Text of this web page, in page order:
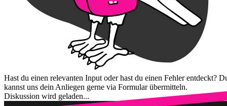
Hast du einen relevanten Input oder hast du einen Fehler entdeckt?
kannst uns dein Anliegen gerne via Formular übermitteln.
Diskussion wird geladen...